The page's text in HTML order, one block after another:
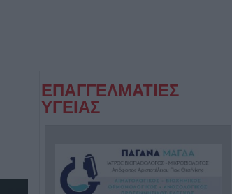
ΕΠΑΓΓΕΛΜΑΤΙΕΣ
ΥΓΕΙΑΣ